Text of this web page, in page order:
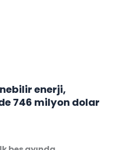
enerji,
746 milyon dolar